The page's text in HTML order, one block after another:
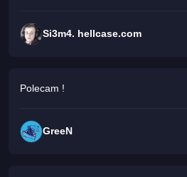
Si3m4. hellcase.com
Polecam !
GreeN